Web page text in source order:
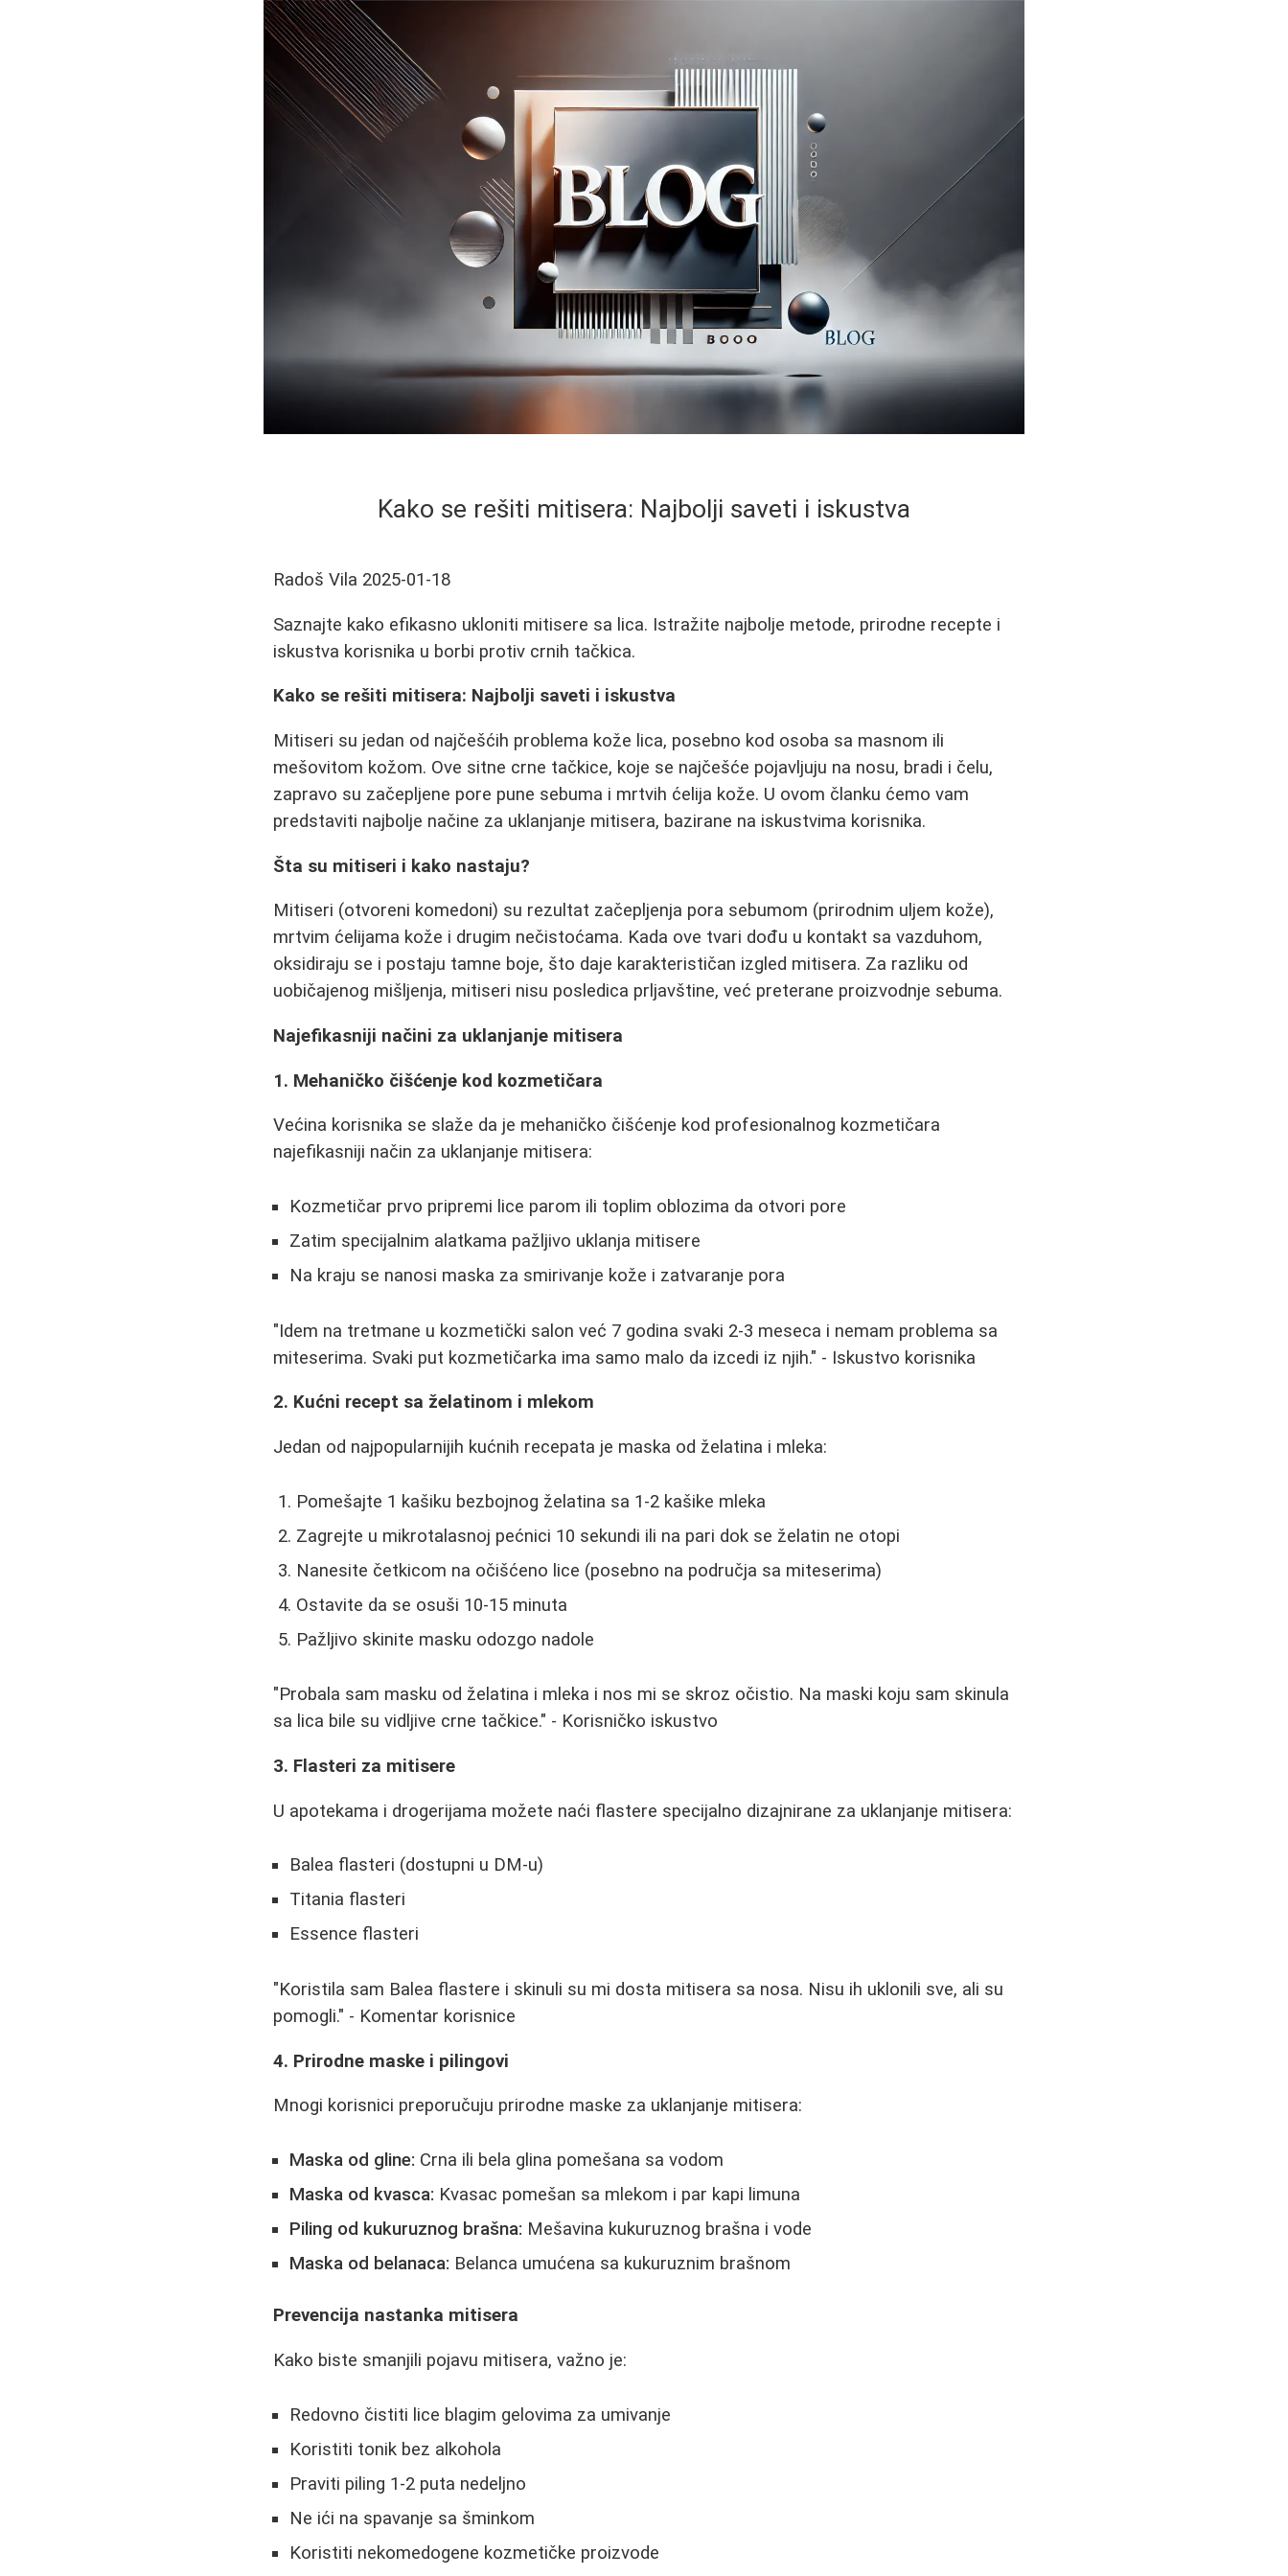
Kako se rešiti mitisera: Najbolji saveti i iskustva
Radoš Vila 2025-01-18
Saznajte kako efikasno ukloniti mitisere sa lica. Istražite najbolje metode, prirodne recepte i
iskustva korisnika u borbi protiv crnih tačkica.
Kako se rešiti mitisera: Najbolji saveti i iskustva
Mitiseri su jedan od najčešćih problema kože lica, posebno kod osoba sa masnom ili
mešovitom kožom. Ove sitne crne tačkice, koje se najčešće pojavljuju na nosu, bradi i čelu,
zapravo su začepljene pore pune sebuma i mrtvih ćelija kože. U ovom članku ćemo vam
predstaviti najbolje načine za uklanjanje mitisera, bazirane na iskustvima korisnika.
Šta su mitiseri i kako nastaju?
Mitiseri (otvoreni komedoni) su rezultat začepljenja pora sebumom (prirodnim uljem kože),
mrtvim ćelijama kože i drugim nečistoćama. Kada ove tvari dođu u kontakt sa vazduhom,
oksidiraju se i postaju tamne boje, što daje karakterističan izgled mitisera. Za razliku od
uobičajenog mišljenja, mitiseri nisu posledica prljavštine, već preterane proizvodnje sebuma.
Najefikasniji načini za uklanjanje mitisera
1. Mehaničko čišćenje kod kozmetičara
Većina korisnika se slaže da je mehaničko čišćenje kod profesionalnog kozmetičara
najefikasniji način za uklanjanje mitisera:
Kozmetičar prvo pripremi lice parom ili toplim oblozima da otvori pore
Zatim specijalnim alatkama pažljivo uklanja mitisere
Na kraju se nanosi maska za smirivanje kože i zatvaranje pora
"Idem na tretmane u kozmetički salon već 7 godina svaki 2-3 meseca i nemam problema sa
miteserima. Svaki put kozmetičarka ima samo malo da izcedi iz njih." - Iskustvo korisnika
2. Kućni recept sa želatinom i mlekom
Jedan od najpopularnijih kućnih recepata je maska od želatina i mleka:
Pomešajte 1 kašiku bezbojnog želatina sa 1-2 kašike mleka
Zagrejte u mikrotalasnoj pećnici 10 sekundi ili na pari dok se želatin ne otopi
Nanesite četkicom na očišćeno lice (posebno na područja sa miteserima)
Ostavite da se osuši 10-15 minuta
Pažljivo skinite masku odozgo nadole
"Probala sam masku od želatina i mleka i nos mi se skroz očistio. Na maski koju sam skinula
sa lica bile su vidljive crne tačkice." - Korisničko iskustvo
3. Flasteri za mitisere
U apotekama i drogerijama možete naći flastere specijalno dizajnirane za uklanjanje mitisera:
Balea flasteri (dostupni u DM-u)
Titania flasteri
Essence flasteri
"Koristila sam Balea flastere i skinuli su mi dosta mitisera sa nosa. Nisu ih uklonili sve, ali su
pomogli." - Komentar korisnice
4. Prirodne maske i pilingovi
Mnogi korisnici preporučuju prirodne maske za uklanjanje mitisera:
Maska od gline: Crna ili bela glina pomešana sa vodom
Maska od kvasca: Kvasac pomešan sa mlekom i par kapi limuna
Piling od kukuruznog brašna: Mešavina kukuruznog brašna i vode
Maska od belanaca: Belanca umućena sa kukuruznim brašnom
Prevencija nastanka mitisera
Kako biste smanjili pojavu mitisera, važno je:
Redovno čistiti lice blagim gelovima za umivanje
Koristiti tonik bez alkohola
Praviti piling 1-2 puta nedeljno
Ne ići na spavanje sa šminkom
Koristiti nekomedogene kozmetičke proizvode